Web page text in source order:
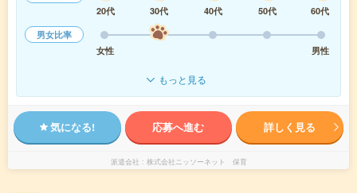
20代
30代 40代 50代
60代
男女比率
女性
男性
もっと見る
気になる! 応募へ進む 詳しく見る
派遣会社 株式会社ニッソーネット 保育